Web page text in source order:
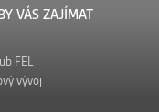
VÁS ZAJÍMAT
FEL
vývoj